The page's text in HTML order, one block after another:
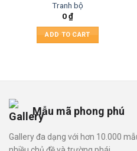
Tranh bộ
0₫
ADD TO CART
Mẫu mã phong phú
Gallery đa dạng với hơn 10.000